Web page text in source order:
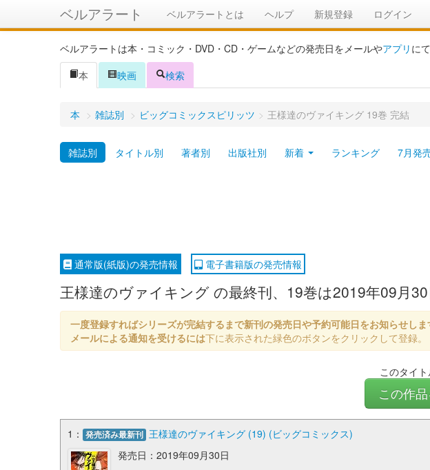
ベルアラート ベルアラートとは ヘルプ 新規登録 ログイン
ベルアラートは本・コミック・DVD・CD・ゲームなどの発売日をメールやアプリ に
本
映画 検索
本 > 雑誌別 > ビッグコミックスピリッツ > 王様達のヴァイキング 19巻 完結
雑誌別 タイトル別 著者別 出版社別 新着 ランキング 7月発
通常版(紙版)の発売情報 電子書籍版の発売情報
王様達のヴァイキング の最終刊、19巻は2019年09月
一度登録すればシリーズが完結するまで新刊の発売日や予約可能日をお知らせしま
メールによる通知を受けるには下に表示された緑色のボタンをクリックして登録。
このタイ
この作
1： 発売済み最新刊 王様達のヴァイキング (19) (ビッグコミックス)
発売日：2019年09月30日